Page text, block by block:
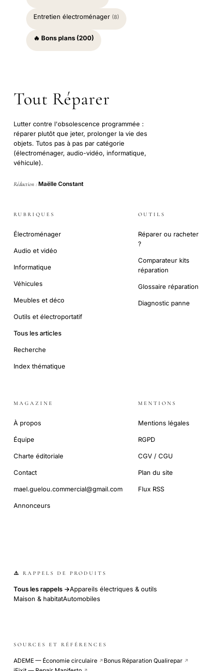
Entretien électroménager (8)
🔥 Bons plans (200)
Tout Réparer
Lutter contre l'obsolescence programmée :
réparer plutôt que jeter, prolonger la vie des
objets. Tutos pas à pas par catégorie
(électroménager, audio-vidéo, informatique,
véhicule).
Rédaction : Maëlle Constant
RUBRIQUES
Électroménager
Audio et vidéo
Informatique
Véhicules
Meubles et déco
Outils et électroportatif
Tous les articles
Recherche
Index thématique
OUTILS
Réparer ou racheter
?
Comparateur kits
réparation
Glossaire réparation
Diagnostic panne
MAGAZINE
À propos
Équipe
Charte éditoriale
Contact
mael.guelou.commercial@gmail.com
Annonceurs
MENTIONS
Mentions légales
RGPD
CGV / CGU
Plan du site
Flux RSS
⚠️ RAPPELS DE PRODUITS
Tous les rappels →Appareils électriques & outils
Maison & habitatAutomobiles
SOURCES ET RÉFÉRENCES
ADEME — Économie circulaire ↗ Bonus Réparation Qualirepar ↗